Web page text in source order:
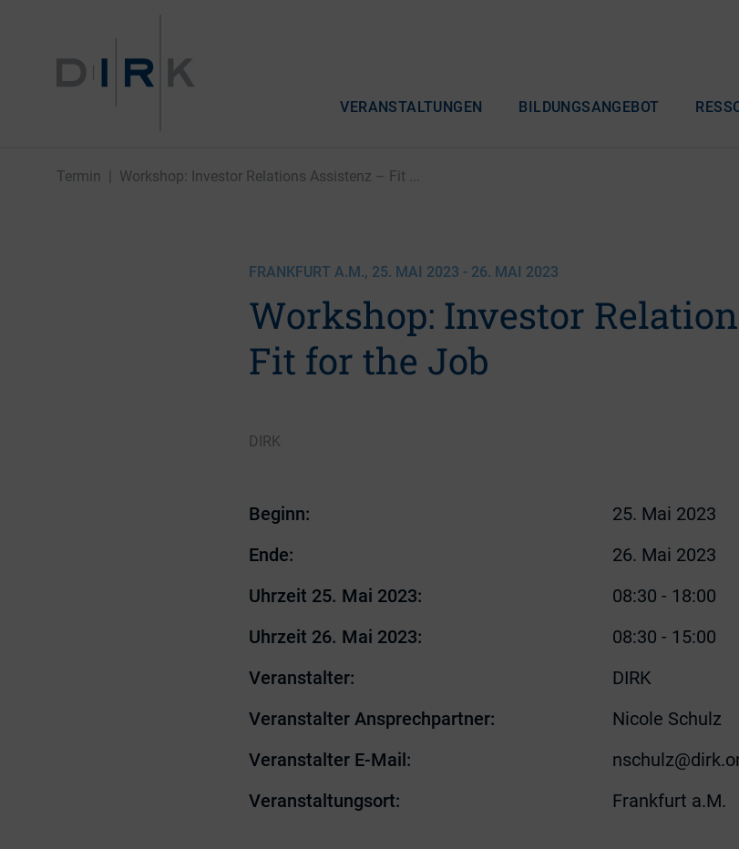
VERANSTALTUNGEN BILDUNGSANGEBOT
Termin Workshop: Investor Relations Assistenz – Fit ...
FRANKFURT A.M., 25. MAI 2023 - 26. MAI 2023
Workshop: Investor
Fit for the Job
DIRK
Beginn:
25. Mai 2023
Ende:
26. Mai 2023
Uhrzeit 25. Mai 2023:
08:30 - 18:00
Uhrzeit 26. Mai 2023:
08:30 - 15:00
Veranstalter:
DIRK
Veranstalter Ansprechpartner:
Nicole Schulz
Veranstalter E-Mail:
Veranstaltungsort:
Frankfurt a.M.